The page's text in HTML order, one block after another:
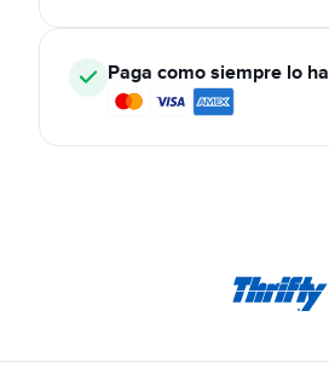
Paga como siempre lo